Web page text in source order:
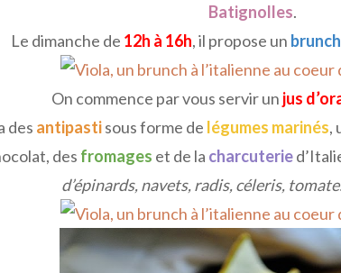
Batignolles.
Le dimanche de 12h à 16h, il propose un brunch
On commence par vous servir un jus
des antipastisous forme de légumes marinés,
des fromages et de la charcuterie
d’épinards, navets, radis, céleris,